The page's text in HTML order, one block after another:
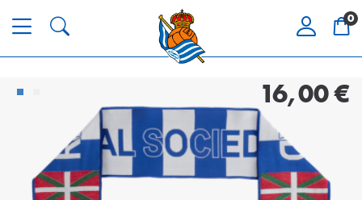
0
16,00 €